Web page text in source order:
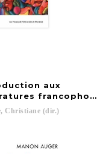
aux
Christiane (dir.)